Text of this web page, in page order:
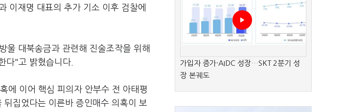
이재명 대표의 추가 기소 이후 검찰에
울 대북송금과 관련해 진술조작을 위해
다"고 밝혔습니다.
에 이어 핵심 피의자 안부수 전 아태평
집었다는 이른바 증인매수 의혹이 보
가입자 증가·AIDC 성장…SKT 2분기 성
장 본궤도